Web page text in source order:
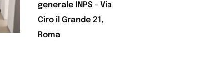
generale INPS - Via
Ciro il Grande 21,
Roma